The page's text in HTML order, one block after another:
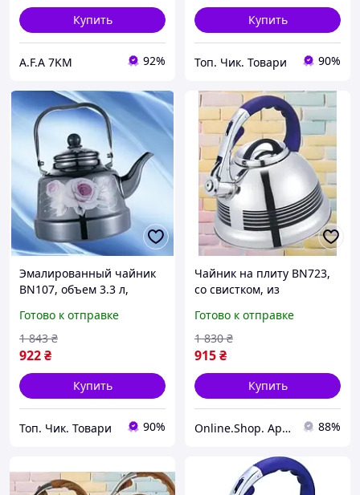
Купить
A.F.A 7KM 92%
Купить
Топ. Чик. Товари 90%
Эмалированный чайник
BN107, объем 3.3 л,
рисунком. Код BN107NVB
Готово к отправке
922₴
1 843 ₴
Купить
Топ. Чик. Товари 90%
Чайник на плиту BN723,
со свистком, из
многослойное дно,
емкость 3.2 л. Код
BN723BnJkY
Готово к отправке
915₴
1 830 ₴
Купить
Online.Shop. Apelsin.7km 88%